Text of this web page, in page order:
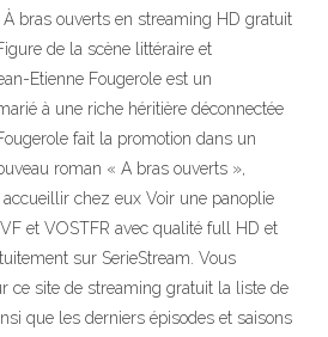
bras ouverts en streaming HD gratuit
de la scène littéraire et
Etienne Fougerole est un
à une riche héritière déconnectée
fait la promotion dans un
roman « A bras ouverts »,
chez eux Voir une panoplie
et VOSTFR avec qualité full HD et
sur SerieStream. Vous
ce site de streaming gratuit la liste de
que les derniers épisodes et saisons